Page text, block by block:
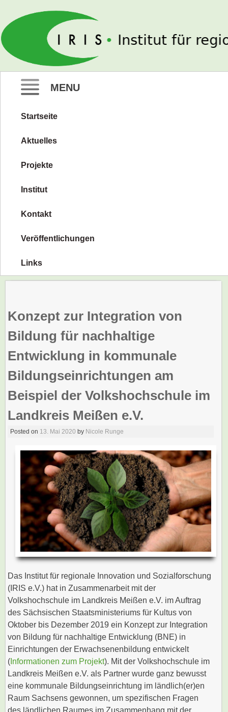
IRIS e. V.
MENU
Zum
springen
Startseite
Aktuelles
Projekte
Institut
Kontakt
Veröffentlichungen
Links
Konzept zur Integration von
Bildung für nachhaltige
Entwicklung in kommunale
Bildungseinrichtungen am
Beispiel der Volkshochschule im
Landkreis Meißen e.V.
Posted on 13. Mai 2020 by Nicole Runge
Das Institut für regionale Innovation und Sozialforschung
(IRIS e.V.) hat in Zusammenarbeit mit der
Volkshochschule im Landkreis Meißen e.V. im Auftrag
des Sächsischen Staatsministeriums für Kultus von
Oktober bis Dezember 2019 ein Konzept zur Integration
von Bildung für nachhaltige Entwicklung (BNE) in
Einrichtungen der Erwachsenenbildung entwickelt
( Informationen zum Projekt). Mit der Volkshochschule im
Landkreis Meißen e.V. als Partner wurde ganz bewusst
eine kommunale Bildungseinrichtung im ländlich(er)en
Raum Sachsens gewonnen, um spezifischen Fragen